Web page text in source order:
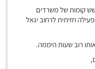
שש קומות של משרדים
חזיתית לרחוב יגאל
אותו רוב שעות היממה.